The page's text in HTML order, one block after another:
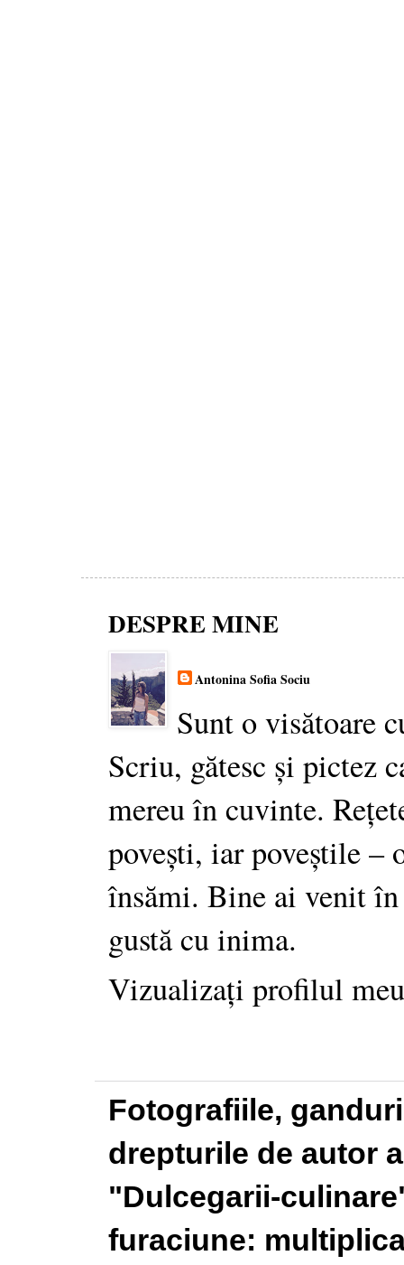
DESPRE MINE
Antonina Sofia Sociu
Sunt o visătoare
Scriu, gătesc și pictez
mereu în cuvinte.
povești, iar poveștile –
însămi. Bine ai venit
gustă cu inima.
Vizualizați profilul
Fotografiile,
drepturile de autor
"Dulcegarii-
furaciune: